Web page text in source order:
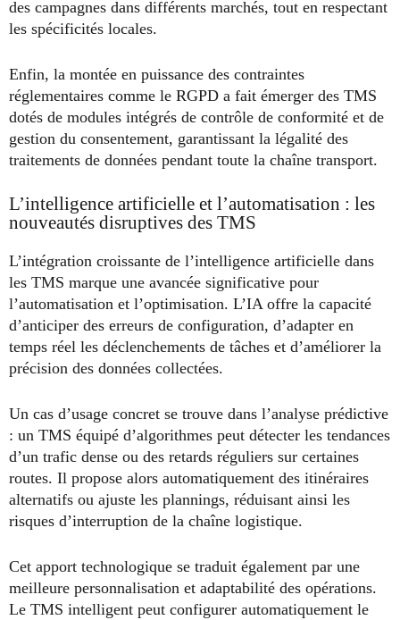
des campagnes dans différents marchés, tout en respectant
les spécificités locales.
Enfin, la montée en puissance des contraintes
réglementaires comme le RGPD a fait émerger des TMS
dotés de modules intégrés de contrôle de conformité et de
gestion du consentement, garantissant la légalité des
traitements de données pendant toute la chaîne transport.
L’intelligence artificielle et l’automatisation : les
nouveautés disruptives des TMS
L’intégration croissante de l’intelligence artificielle dans
les TMS marque une avancée significative pour
l’automatisation et l’optimisation. L’IA offre la capacité
d’anticiper des erreurs de configuration, d’adapter en
temps réel les déclenchements de tâches et d’améliorer la
précision des données collectées.
Un cas d’usage concret se trouve dans l’analyse prédictive
: un TMS équipé d’algorithmes peut détecter les tendances
d’un trafic dense ou des retards réguliers sur certaines
routes. Il propose alors automatiquement des itinéraires
alternatifs ou ajuste les plannings, réduisant ainsi les
risques d’interruption de la chaîne logistique.
Cet apport technologique se traduit également par une
meilleure personnalisation et adaptabilité des opérations.
Le TMS intelligent peut configurer automatiquement le